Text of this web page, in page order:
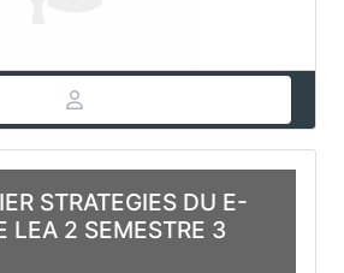
STRATEGIES DU E-
LEA 2 SEMESTRE 3